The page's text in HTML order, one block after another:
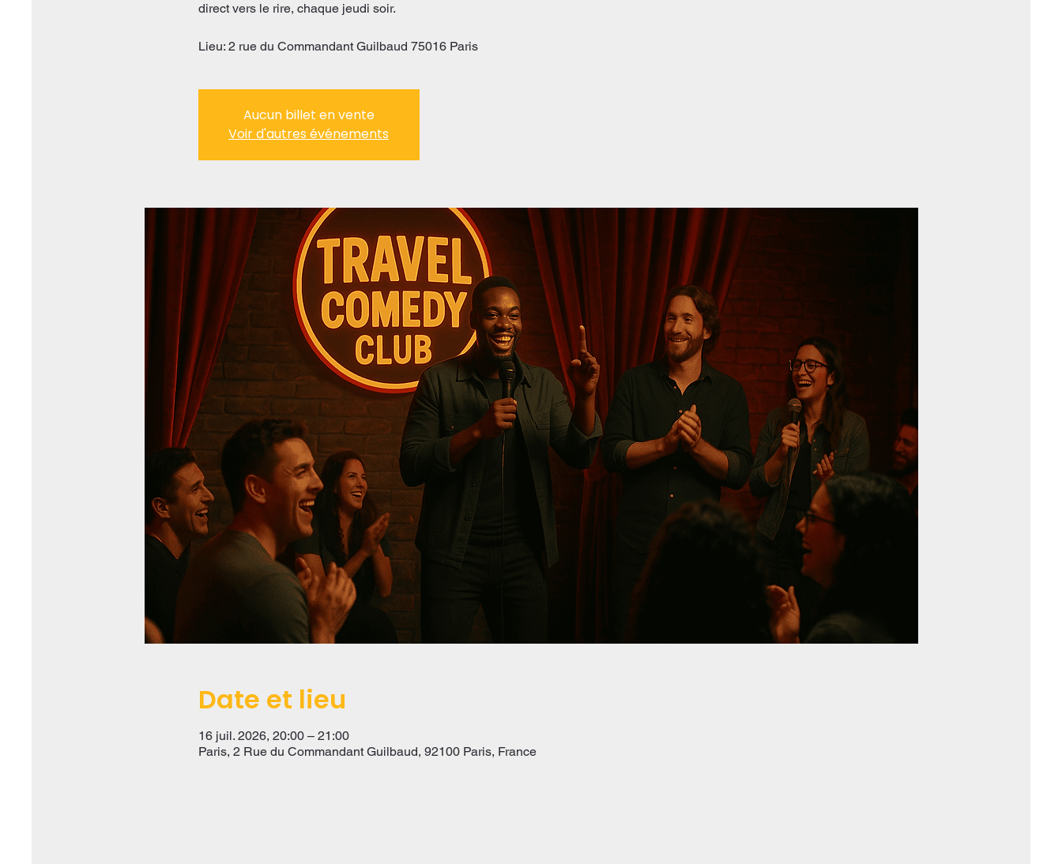
direct vers le rire, chaque jeudi soir.
Lieu: 2 rue du Commandant Guilbaud 75016 Paris
Aucun billet en vente
Voir d'autres événements
Date et lieu
16 juil. 2026, 20:00 – 21:00
Paris, 2 Rue du Commandant Guilbaud, 92100 Paris, France